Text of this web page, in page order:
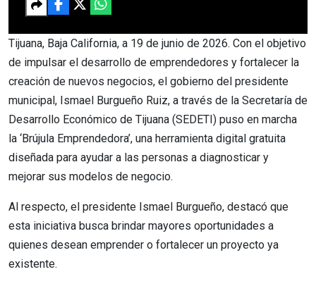
Tijuana, Baja California, a 19 de junio de 2026. Con el objetivo
de impulsar el desarrollo de emprendedores y fortalecer la
creación de nuevos negocios, el gobierno del presidente
municipal, Ismael Burgueño Ruiz, a través de la Secretaría de
Desarrollo Económico de Tijuana (SEDETI) puso en marcha
la ‘Brújula Emprendedora’, una herramienta digital gratuita
diseñada para ayudar a las personas a diagnosticar y
mejorar sus modelos de negocio.
Al respecto, el presidente Ismael Burgueño, destacó que
esta iniciativa busca brindar mayores oportunidades a
quienes desean emprender o fortalecer un proyecto ya
existente.